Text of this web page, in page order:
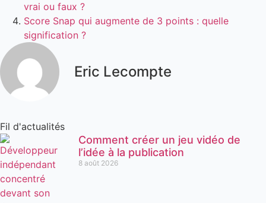
vrai ou faux ?
Score Snap qui augmente de 3 points : quelle
signification ?
Eric Lecompte
Fil d'actualités
Comment créer un jeu vidéo de
l’idée à la publication
8 août 2026